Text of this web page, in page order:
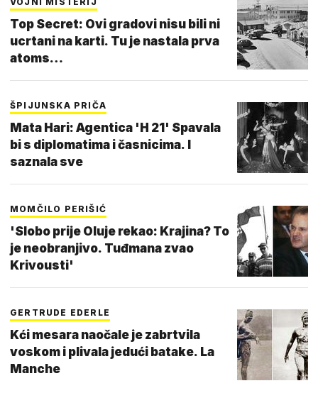
Top Secret: Ovi gradovi nisu bili ni
ucrtani na karti. Tu je nastala prva
atoms…
ŠPIJUNSKA PRIČA
Mata Hari: Agentica 'H 21' Spavala
bi s diplomatima i časnicima. I
saznala sve
MOMČILO PERIŠIĆ
'Slobo prije Oluje rekao: Krajina? To
je neobranjivo. Tuđmana zvao
Krivousti'
GERTRUDE EDERLE
Kći mesara naočale je zabrtvila
voskom i plivala jedući batake. La
Manche